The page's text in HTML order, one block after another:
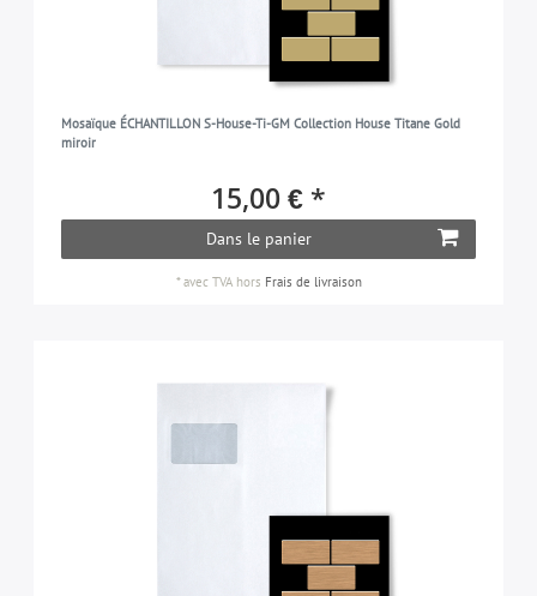
Mosaïque ÉCHANTILLON S-House-Ti-GM Collection House Titane Gold
miroir
15,00 € *
Dans le panier
*avec TVAhors Frais de livraison